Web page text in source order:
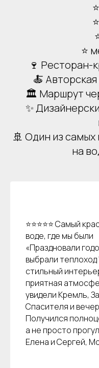
⭐
🍷 Ресторан-
🍝 Авторская
🏛 Маршрут
✨
🚢 Один из
на
⭐⭐⭐⭐⭐ Самый
воде, где мы были
«Праздновали
выбрали теплоход
стильный
приятная
увидели Кремль,
Спасителя и
Получился
а не просто
Елена и Сергей,
ИП Зимин Дмитрий
ИНН 631625216995
Речные прогулки
Аренда яхт
VIP КРУИЗЫ
Мероприятия
Выпускной
Расписание
Пользовательское соглашение